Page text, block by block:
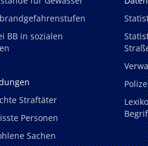
BB in sozialen
Straftäter
Personen
Sachen